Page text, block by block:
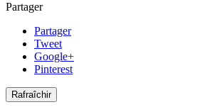
Partager
Partager
Tweet
Google+
Pinterest